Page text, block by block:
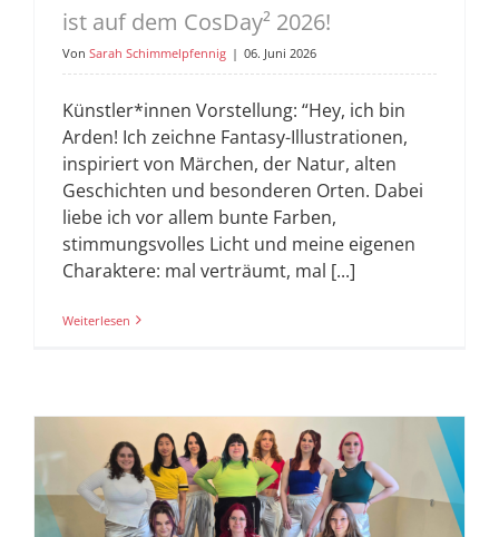
ist auf dem CosDay² 2026!
Von Sarah Schimmelpfennig | 06. Juni 2026
Künstler*innen Vorstellung: “Hey, ich bin
Arden! Ich zeichne Fantasy-Illustrationen,
inspiriert von Märchen, der Natur, alten
Geschichten und besonderen Orten. Dabei
liebe ich vor allem bunte Farben,
stimmungsvolles Licht und meine eigenen
Charaktere: mal verträumt, mal [...]
Weiterlesen